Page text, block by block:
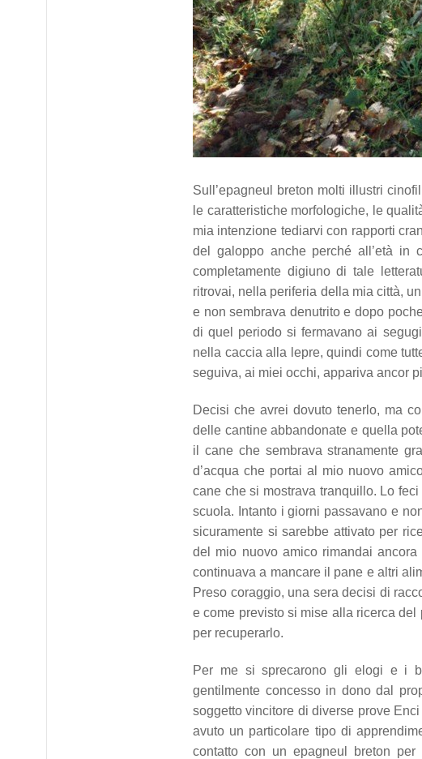
Sull’epagneul breton molti illustri
le caratteristiche morfologiche, le
mia intenzione tediarvi con rapporti
del galoppo anche perché all’età in
completamente digiuno di tale
ritrovai, nella periferia della mia città,
e non sembrava denutrito e dopo
di quel periodo si fermavano ai
nella caccia alla lepre, quindi come
seguiva, ai miei occhi, appariva ancor
Decisi che avrei dovuto tenerlo, ma
delle cantine abbandonate e quella
il cane che sembrava stranamente
d’acqua che portai al mio nuovo
cane che si mostrava tranquillo. Lo
scuola. Intanto i giorni passavano e
sicuramente si sarebbe attivato per
del mio nuovo amico rimandai
continuava a mancare il pane e altri
Preso coraggio, una sera decisi di
e come previsto si mise alla ricerca
per recuperarlo.
Per me si sprecarono gli elogi e i
gentilmente concesso in dono dal
soggetto vincitore di diverse prove
avuto un particolare tipo di
contatto con un epagneul breton per